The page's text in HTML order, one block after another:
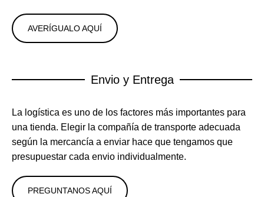
AVERÍGUALO AQUÍ
Envio y Entrega
La logística es uno de los factores más importantes para
una tienda. Elegir la compañía de transporte adecuada
según la mercancía a enviar hace que tengamos que
presupuestar cada envio individualmente.
PREGUNTANOS AQUÍ